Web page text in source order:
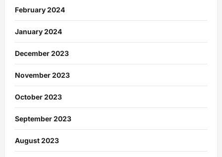
February 2024
January 2024
December 2023
November 2023
October 2023
September 2023
August 2023